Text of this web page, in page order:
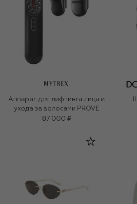
MYTREX
Аппарат для лифтинга лица и
ухода за волосами PROVE
87 000 ₽